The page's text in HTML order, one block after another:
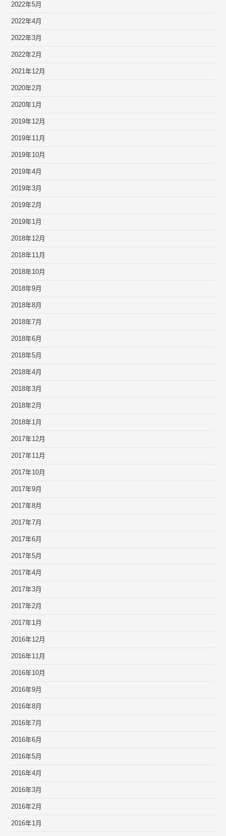
2022年5月
2022年4月
2022年3月
2022年2月
2021年12月
2020年2月
2020年1月
2019年12月
2019年11月
2019年10月
2019年4月
2019年3月
2019年2月
2019年1月
2018年12月
2018年11月
2018年10月
2018年9月
2018年8月
2018年7月
2018年6月
2018年5月
2018年4月
2018年3月
2018年2月
2018年1月
2017年12月
2017年11月
2017年10月
2017年9月
2017年8月
2017年7月
2017年6月
2017年5月
2017年4月
2017年3月
2017年2月
2017年1月
2016年12月
2016年11月
2016年10月
2016年9月
2016年8月
2016年7月
2016年6月
2016年5月
2016年4月
2016年3月
2016年2月
2016年1月